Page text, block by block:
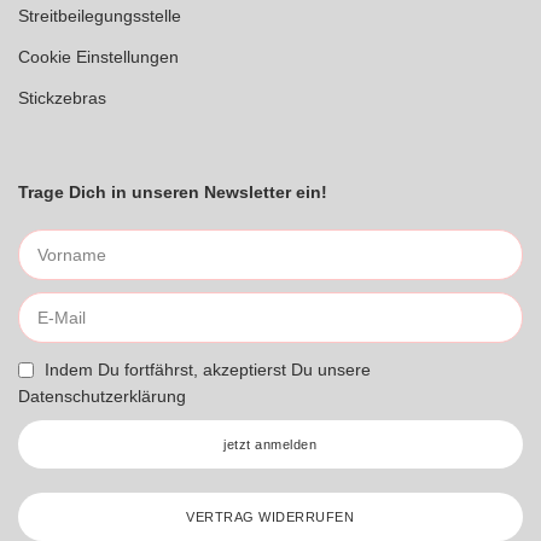
Streitbeilegungsstelle
Cookie Einstellungen
Stickzebras
Trage Dich in unseren Newsletter ein!
Indem Du fortfährst, akzeptierst Du unsere
Datenschutzerklärung
jetzt anmelden
VERTRAG WIDERRUFEN